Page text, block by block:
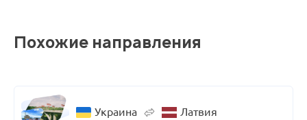
Похожие направления
Украина Латвия